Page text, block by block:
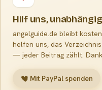
Hilf uns,
angelguide.de bleibt
helfen uns, das
— jeder Beitrag zählt.
Mit PayPal spenden